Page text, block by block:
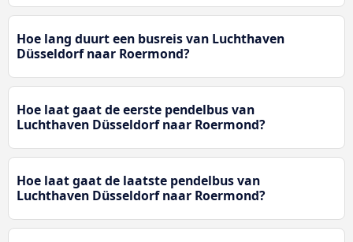
Hoe lang duurt een busreis van Luchthaven
Düsseldorf naar Roermond?
Hoe laat gaat de eerste pendelbus van
Luchthaven Düsseldorf naar Roermond?
Hoe laat gaat de laatste pendelbus van
Luchthaven Düsseldorf naar Roermond?